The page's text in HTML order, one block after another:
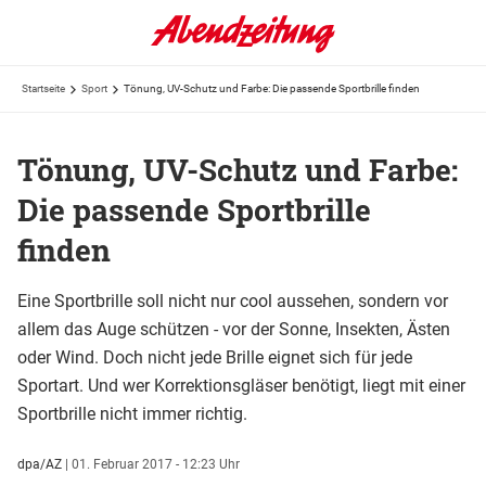
Startseite Sport Tönung, UV-Schutz und Farbe: Die passende Sportbrille finden
Tönung, UV-Schutz und Farbe:
Die passende Sportbrille
finden
Eine Sportbrille soll nicht nur cool aussehen, sondern vor
allem das Auge schützen - vor der Sonne, Insekten, Ästen
oder Wind. Doch nicht jede Brille eignet sich für jede
Sportart. Und wer Korrektionsgläser benötigt, liegt mit einer
Sportbrille nicht immer richtig.
dpa/AZ | 01. Februar 2017 - 12:23 Uhr